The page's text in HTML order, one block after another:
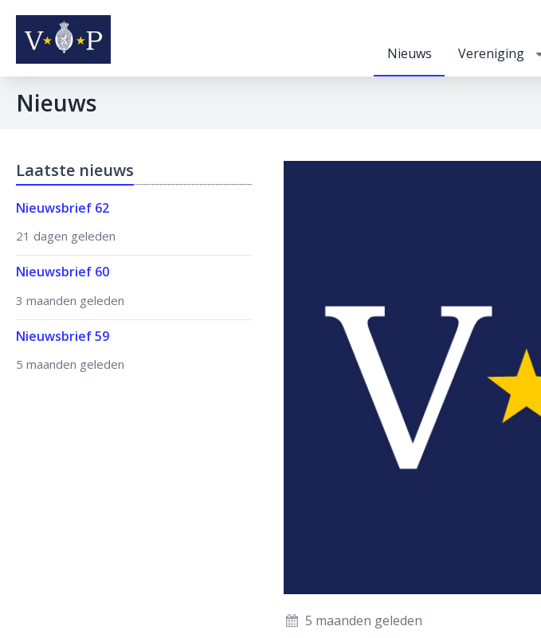
Nieuws Vereniging
Nieuws
Laatste nieuws
Nieuwsbrief 62
21 dagen geleden
Nieuwsbrief 60
3 maanden geleden
Nieuwsbrief 59
5 maanden geleden
5 maanden geleden